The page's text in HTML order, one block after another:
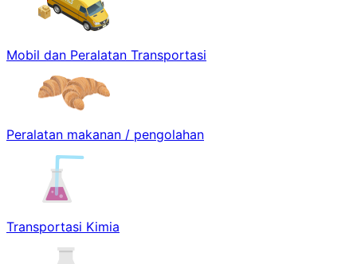
Mobil dan Peralatan Transportasi
Peralatan makanan / pengolahan
Transportasi Kimia